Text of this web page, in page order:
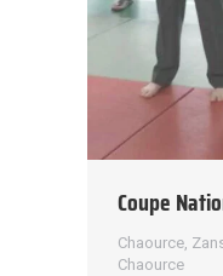
Coupe
Chaource,
Chaource